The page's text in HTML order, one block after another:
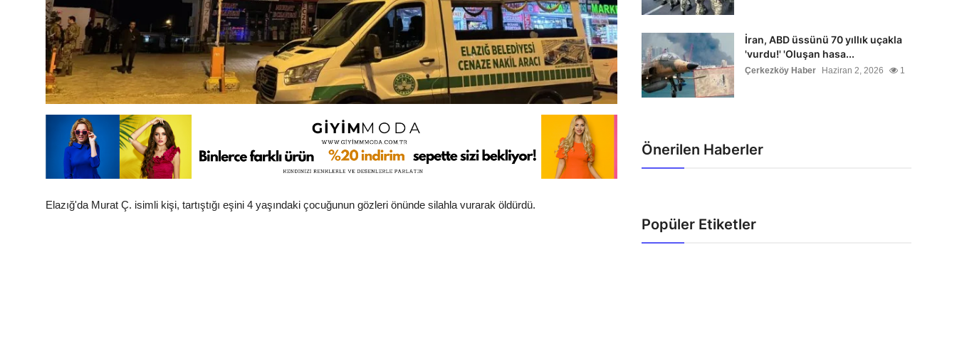
Elazığ'da Murat Ç. isimli kişi, tartıştığı eşini 4 yaşındaki çocuğunun gözleri önünde silahla vurarak öldürdü.
İran, ABD üssünü 70 yıllık uçakla
'vurdu!' 'Oluşan hasa...
Çerkezköy Haber Haziran 2, 2026 1
Önerilen Haberler
Popüler Etiketler